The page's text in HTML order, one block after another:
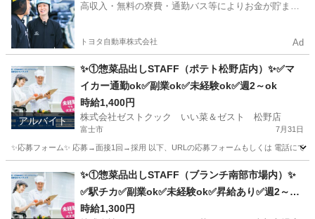
高収入・無料の寮費・通勤バス等によりお金が貯まり
トヨタ自動車株式会社 Ad
アルバイト
✨①惣菜品出しSTAFF（ポテト松野店内）✨✅マ
イカー通勤ok✅副業ok✅未経験ok✅週2～ok
時給1,400円
株式会社ゼストクック いい菜＆ゼスト 松野店
富士市 7月31日
✨応募フォーム✨ 応募→面接1回→採用 以下、URLの応募フォームもしくは 電話にて
キッチン ポテト
✨①惣菜品出しSTAFF（ブランチ南部市場内）✨
✅駅チカ✅副業ok✅未経験ok✅昇給あり✅週2～ok
✅扶養内ok
時給1,300円